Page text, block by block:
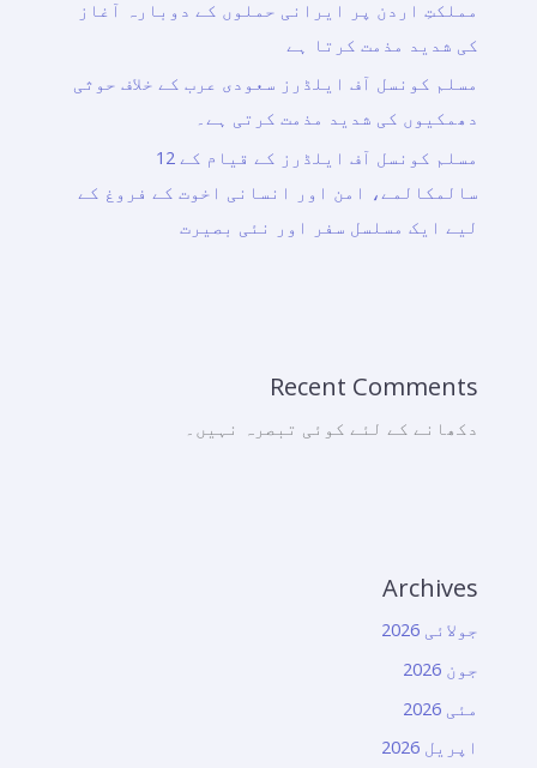
مملکتِ اردن پر ایرانی حملوں کے دوبارہ آغاز
کی شدید مذمت کرتا ہے
مسلم کونسل آف ایلڈرز سعودی عرب کے خلاف حوثی
دھمکیوں کی شدید مذمت کرتی ہے۔
مسلم کونسل آف ایلڈرز کے قیام کے 12
سالمکالمے، امن اور انسانی اخوت کے فروغ کے
لیے ایک مسلسل سفر اور نئی بصیرت
Recent Comments
دکھانے کے لئے کوئی تبصرہ نہیں۔
Archives
جولائی 2026
جون 2026
مئی 2026
اپریل 2026